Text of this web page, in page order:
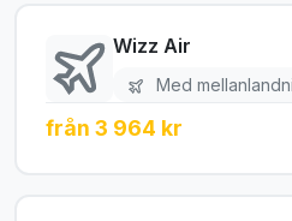
Wizz Air
Med
från 3 964 kr